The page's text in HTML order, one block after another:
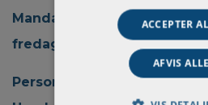
Mandag - torsdag kl. 08.00 -
fredag kl. 08.00 - 14.00
Persondatapolitik
ACCEPTER
AFVIS ALLE